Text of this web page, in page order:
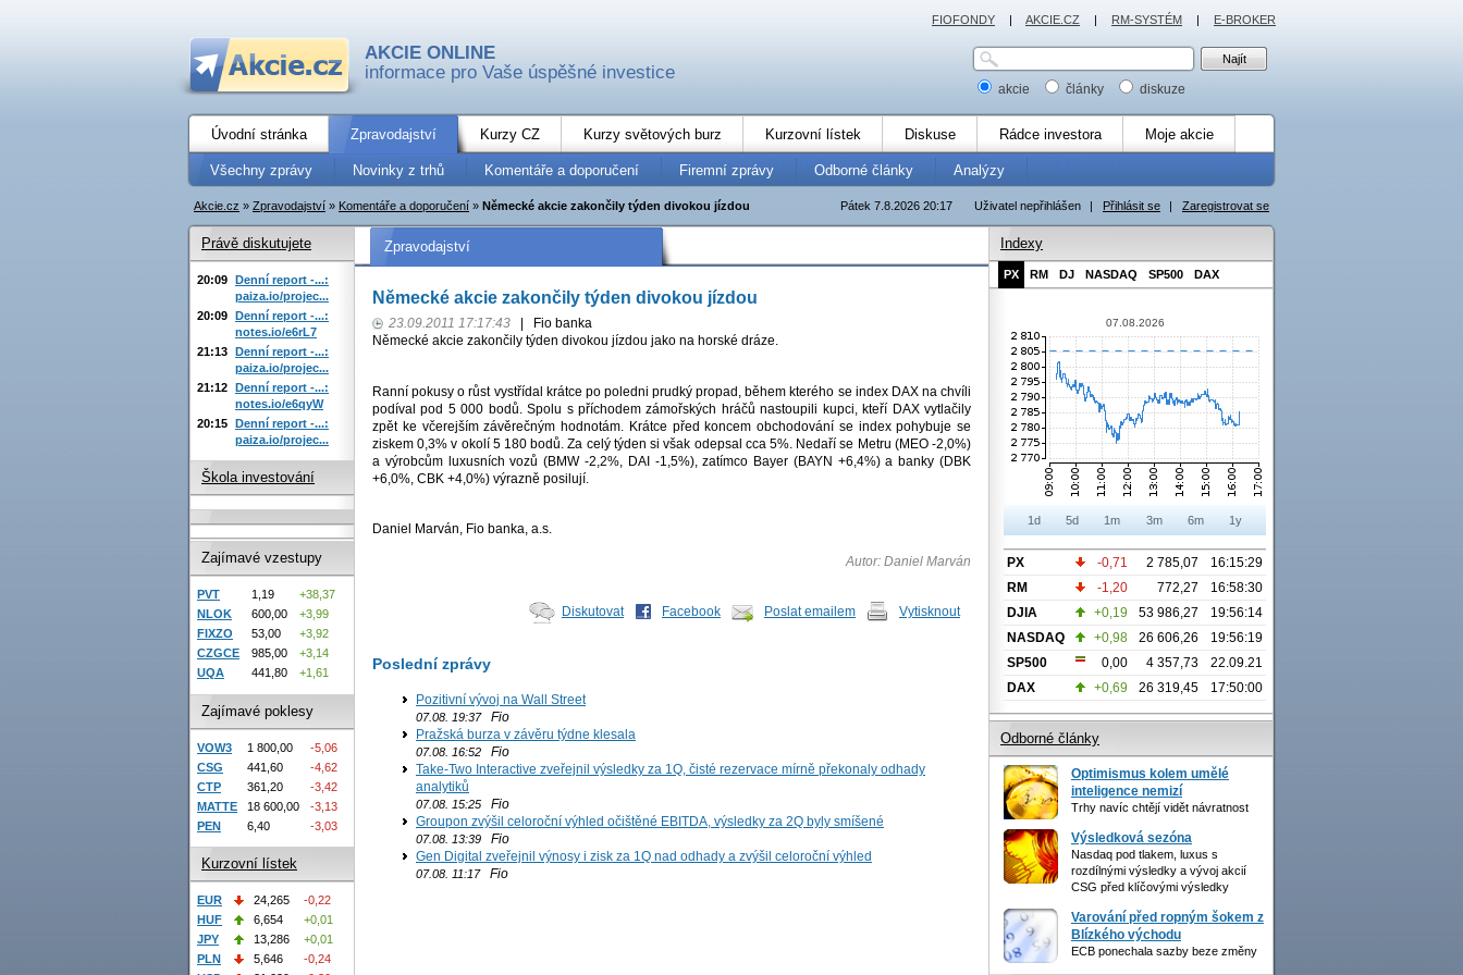
AKCIE ONLINE
informace pro Vaše úspěšné investice
akcie články diskuze
Úvodní stránka Zpravodajství Kurzy CZ Kurzy světových burz Kurzovní lístek Diskuse Rádce investora Moje akcie
Všechny zprávy Novinky z trhů Komentáře a doporučení Firemní zprávy Odborné články Analýzy
Uživatel nepřihlášen | Přihlásit se | Zaregistrovat se
Pátek 7.8.2026 20:17
Akcie.cz » Zpravodajství » Komentáře a doporučení » Německé akcie zakončily týden divokou jízdou
Zpravodajství
Německé akcie zakončily týden divokou jízdou
23.09.2011 17:17:43
Fio banka
Německé akcie zakončily týden divokou jízdou jako na horské dráze.
Ranní pokusy o růst vystřídal krátce po poledni prudký propad, během kterého se index DAX na chvíli
podíval pod 5 000 bodů. Spolu s příchodem zámořských hráčů nastoupili kupci, kteří DAX vytlačily
zpět ke včerejším závěrečným hodnotám. Krátce před koncem obchodování se index pohybuje se
ziskem 0,3% v okolí 5 180 bodů. Za celý týden si však odepsal cca 5%. Nedaří se Metru (MEO -2,0%)
a výrobcům luxusních vozů (BMW -2,2%, DAI -1,5%), zatímco Bayer (BAYN +6,4%) a banky (DBK
+6,0%, CBK +4,0%) výrazně posilují.
Daniel Marván, Fio banka, a.s.
Autor: Daniel Marván
Diskutovat Facebook Poslat emailem Vytisknout
Poslední zprávy
Pozitivní vývoj na Wall Street
07.08. 19:37Fio
Pražská burza v závěru týdne klesala
07.08. 16:52 Fio
Take-Two Interactive zveřejnil výsledky za 1Q, čisté rezervace mírně překonaly odhady
analytiků
07.08. 15:25 Fio
Groupon zvýšil celoroční výhled očištěné EBITDA, výsledky za 2Q byly smíšené
07.08. 13:39 Fio
Gen Digital zveřejnil výnosy i zisk za 1Q nad odhady a zvýšil celoroční výhled
07.08. 11:17Fio
Právě diskutujete
20:09 Denní report -...:
paiza.io/projec...
20:09 Denní report -...:
notes.io/e6rL7
21:13 Denní report -...:
paiza.io/projec...
21:12 Denní report -...:
notes.io/e6qyW
20:15 Denní report -...:
paiza.io/projec...
Škola investování
Zajímavé vzestupy
PVT 1,19
+38,37
NLOK
600,00
+3,99
FIXZO
53,00
+3,92
CZGCE
985,00
+3,14
UQA
441,80 +1,61
Zajímavé poklesy
VOW3 1 800,00
-5,06
CSG
441,60
-4,62
CTP
361,20
-3,42
MATTE
18 600,00
-3,13
PEN
6,40 -3,03
Kurzovní lístek
EUR 24,265
-0,22
HUF
6,654
+0,01
JPY
13,286
+0,01
PLN
5,646
-0,24
Indexy
PX RM DJ NASDAQ SP500 DAX
07.08.2026
1d 5d 1m 3m 6m 1y
PX -0,71 2 785,07
16:15:29
RM
-1,20 772,27
16:58:30
DJIA
+0,19 53 986,27
19:56:14
NASDAQ
+0,98 26 606,26
19:56:19
SP500
0,00 4 357,73
22.09.21
DAX
+0,69 26 319,45 17:50:00
Odborné články
Optimismus kolem umělé
inteligence nemizí
Trhy navíc chtějí vidět návratnost
Výsledková sezóna
Nasdaq pod tlakem, luxus s
rozdílnými výsledky a vývoj akcií
CSG před klíčovými výsledky
Varování před ropným šokem z
Blízkého východu
ECB ponechala sazby beze změny
FIOFONDY | AKCIE.CZ | RM-SYSTÉM | E-BROKER